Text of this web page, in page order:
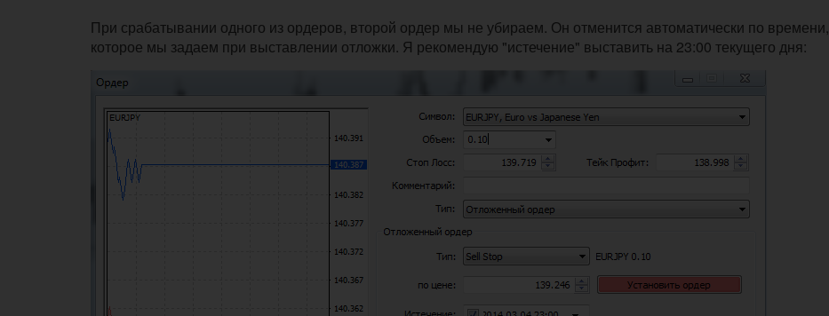
При срабатывании одного из ордеров, второй ордер мы не убираем. Он отменится автоматически по времени,
которое мы задаем при выставлении отложки. Я рекомендую "истечение" выставить на 23:00 текущего дня: